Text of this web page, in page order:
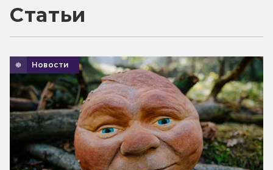
Статьи
Новости